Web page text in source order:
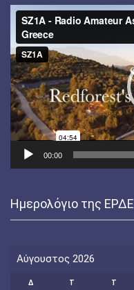
Πρόγραμμα
Αναπαραγωγής
Βίντεο
00:00
Ημερολόγιο της ΕΡΔΕ
Αύγουστος 2026
Δ Τ Τ